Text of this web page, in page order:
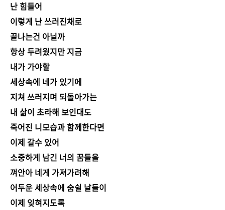
난 힘들어
이렇게 난 쓰러진채로
끝나는건 아닐까
항상 두려웠지만 지금
내가 가야할
세상속에 네가 있기에
지쳐 쓰러지며 되돌아가는
내 삶이 초라해 보인대도
죽어진 니모습과 함께한다면
이제 갈수 있어
소중하게 남긴 너의 꿈들을
껴안아 네게 가져가려해
어두운 세상속에 숨쉴 날들이
이제 잊혀지도록